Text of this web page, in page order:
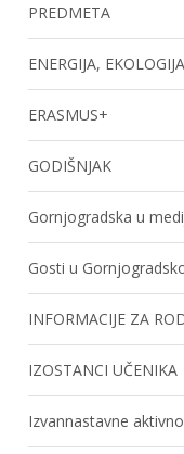
PREDMETA
ENERGIJA,
ERASMUS+
GODIŠNJAK
Gornjogradska u
Gosti u
INFORMACIJE ZA
IZOSTANCI UČENIKA
Izvannastavne